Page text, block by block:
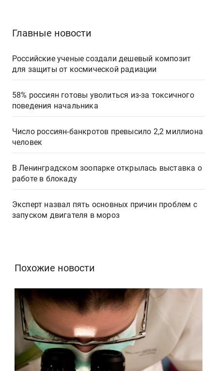
Главные новости
Российские ученые создали дешевый композит
для защиты от космической радиации
58% россиян готовы уволиться из-за токсичного
поведения начальника
Число россиян-банкротов превысило 2,2 миллиона
человек
В Ленинградском зоопарке открылась выставка о
работе в блокаду
Эксперт назвал пять основных причин проблем с
запуском двигателя в мороз
Похожие новости